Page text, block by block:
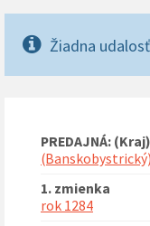
Žiadna
PREDAJNÁ:
1. zmienka
rok 1284